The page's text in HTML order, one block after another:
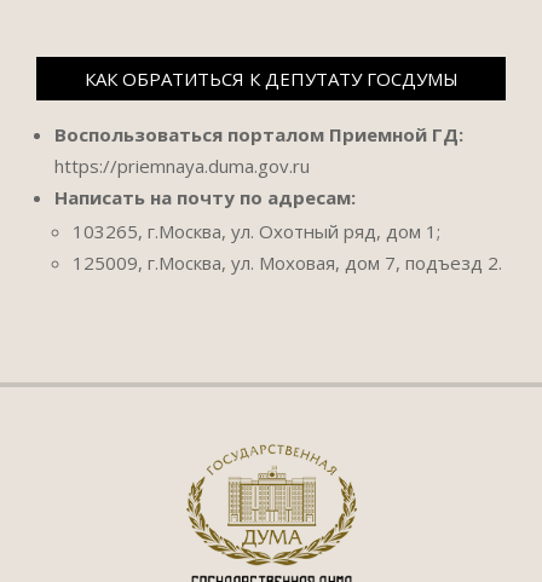
КАК ОБРАТИТЬСЯ К ДЕПУТАТУ ГОСДУМЫ
Воспользоваться порталом Приемной ГД:
https://priemnaya.duma.gov.ru
Написать на почту по адресам:
103265, г.Москва, ул. Охотный ряд, дом 1;
125009, г.Москва, ул. Моховая, дом 7, подъезд 2.